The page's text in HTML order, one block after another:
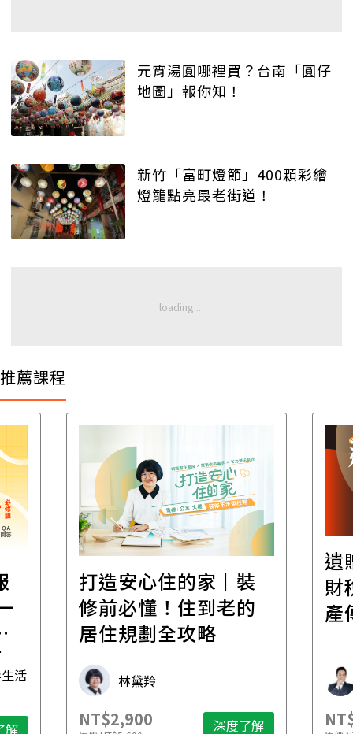
元宵湯圓哪裡買？台南「圓仔
地圖」報你知！
新竹「富町燈節」400顆彩繪
燈籠點亮最老街道！
推薦課程
活
解
打造安心住的家｜裝
修前必懂！住到老的
居住規劃全攻略
林黛羚
NT$2,900 深度了解
遺
財
產